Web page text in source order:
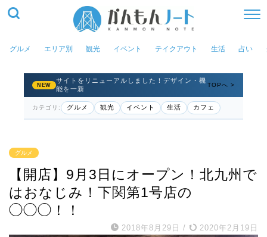
グルメ エリア別 観光 イベント テイクアウト 生活 占い
NEW
サイトをリニューアルしました！デザイン・機
能を一新
TOPへ >
カテゴリ: グルメ 観光 イベント 生活 カフェ
グルメ
【開店】9月3日にオープン！北九州で
はおなじみ！下関第1号店の
◯◯◯！！
2018年8月29日 / 2020年2月19日